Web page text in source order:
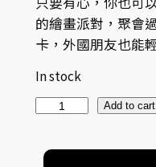
的繪畫派對，聚會
卡，外國朋友也能
In stock
Add to cart